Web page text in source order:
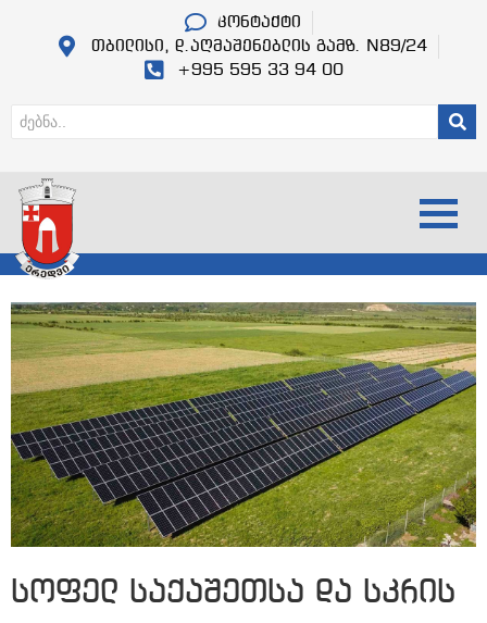
კონტაქტი
თბილისი, დ.აღმაშენებლის გამზ. N89/24
+995 595 33 94 00
სოფელ საქაშეთსა და სკრის